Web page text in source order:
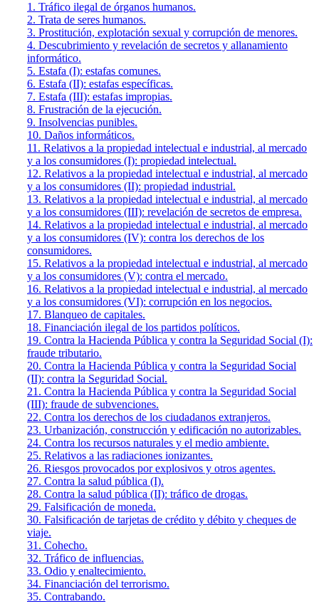
1. Tráfico ilegal de órganos humanos.
2. Trata de seres humanos.
3. Prostitución, explotación sexual y corrupción de menores.
4. Descubrimiento y revelación de secretos y allanamiento
informático.
5. Estafa (I): estafas comunes.
6. Estafa (II): estafas específicas.
7. Estafa (III): estafas impropias.
8. Frustración de la ejecución.
9. Insolvencias punibles.
10. Daños informáticos.
11. Relativos a la propiedad intelectual e industrial, al mercado
y a los consumidores (I): propiedad intelectual.
12. Relativos a la propiedad intelectual e industrial, al mercado
y a los consumidores (II): propiedad industrial.
13. Relativos a la propiedad intelectual e industrial, al mercado
y a los consumidores (III): revelación de secretos de empresa.
14. Relativos a la propiedad intelectual e industrial, al mercado
y a los consumidores (IV): contra los derechos de los
consumidores.
15. Relativos a la propiedad intelectual e industrial, al mercado
y a los consumidores (V): contra el mercado.
16. Relativos a la propiedad intelectual e industrial, al mercado
y a los consumidores (VI): corrupción en los negocios.
17. Blanqueo de capitales.
18. Financiación ilegal de los partidos políticos.
19. Contra la Hacienda Pública y contra la Seguridad Social (I):
fraude tributario.
20. Contra la Hacienda Pública y contra la Seguridad Social
(II): contra la Seguridad Social.
21. Contra la Hacienda Pública y contra la Seguridad Social
(III): fraude de subvenciones.
22. Contra los derechos de los ciudadanos extranjeros.
23. Urbanización, construcción y edificación no autorizables.
24. Contra los recursos naturales y el medio ambiente.
25. Relativos a las radiaciones ionizantes.
26. Riesgos provocados por explosivos y otros agentes.
27. Contra la salud pública (I).
28. Contra la salud pública (II): tráfico de drogas.
29. Falsificación de moneda.
30. Falsificación de tarjetas de crédito y débito y cheques de
viaje.
31. Cohecho.
32. Tráfico de influencias.
33. Odio y enaltecimiento.
34. Financiación del terrorismo.
35. Contrabando.